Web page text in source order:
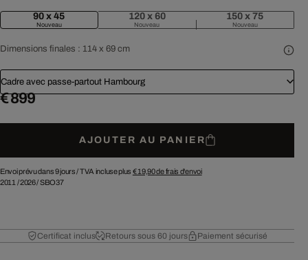
90 x 45
Nouveau
120 x 60
Nouveau
150 x 75
Nouveau
Dimensions finales : 114 x 69 cm
Cadre avec passe-partout Hambourg
€ 899
AJOUTER AU PANIER
Envoi prévu dans 9 jours /TVA incluse plus € 19,90de frais d'envoi
2011 /2026/SBO37
Certificat inclus Retours sous 60 jours Paiement sécurisé